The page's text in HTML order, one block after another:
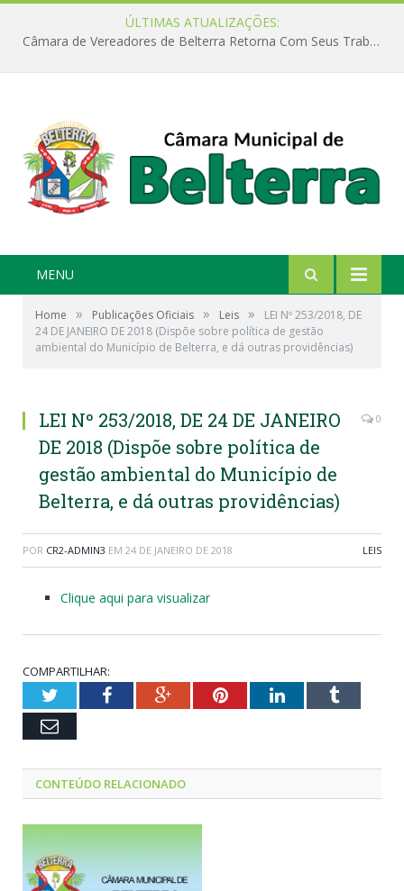
ÚLTIMAS ATUALIZAÇÕES:
Câmara de Vereadores de Belterra Retorna Com Seus Trabalhos Legislativos
MENU
Home » Publicações Oficiais » Leis »
LEI Nº 253/2018, DE
24 DE JANEIRO DE 2018 (Dispõe sobre política de gestão
ambiental do Município de Belterra, e dá outras providências)
LEI Nº 253/2018, DE 24 DE JANEIRO
DE 2018 (Dispõe sobre política de
gestão ambiental do Município de
Belterra, e dá outras providências)
0
POR CR2-ADMIN3 EM 24 DE JANEIRO DE 2018 LEIS
Clique aqui para visualizar
COMPARTILHAR:
TwitterFacebookGoogle+PinterestLinkedInTumblr
Email
CONTEÚDO RELACIONADO